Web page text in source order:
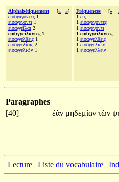
Alphabétiquement [« »]
εἰσαγαγόντες 1
εἰσαγαγόντι 1
εἰσαγγεῖλαι 2
εἰσαγγείλαντες 1
εἰσαγγελθεὶς 1
εἰσαγγελίαις 2
εἰσαγγελιῶν 1
Fréquences [«
1 εἷς
1 εἰσαγαγόντες
1 εἰσαγαγόντι
1 εἰσαγγείλαντες
1 εἰσαγγελθεὶς
1 εἰσαγγελιῶν
1 εἰσαγγέλλειν
Paragraphes
[40]
ἐὰν μηδεμίαν τῶν
| Lecture | Liste du vocabulaire |